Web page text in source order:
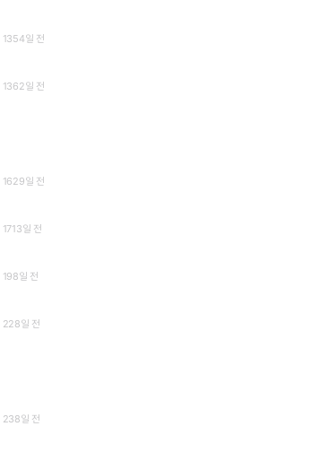
1354일 전
1362일 전
1629일 전
1713일 전
198일 전
228일 전
238일 전